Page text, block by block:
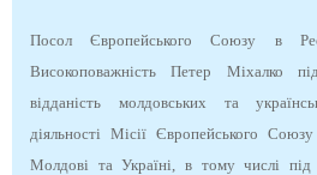
Посол Європейського Союзу в
Високоповажність Петер Міхалко
відданість молдовських та
діяльності Місії Європейського
Молдові та Україні, в тому числі